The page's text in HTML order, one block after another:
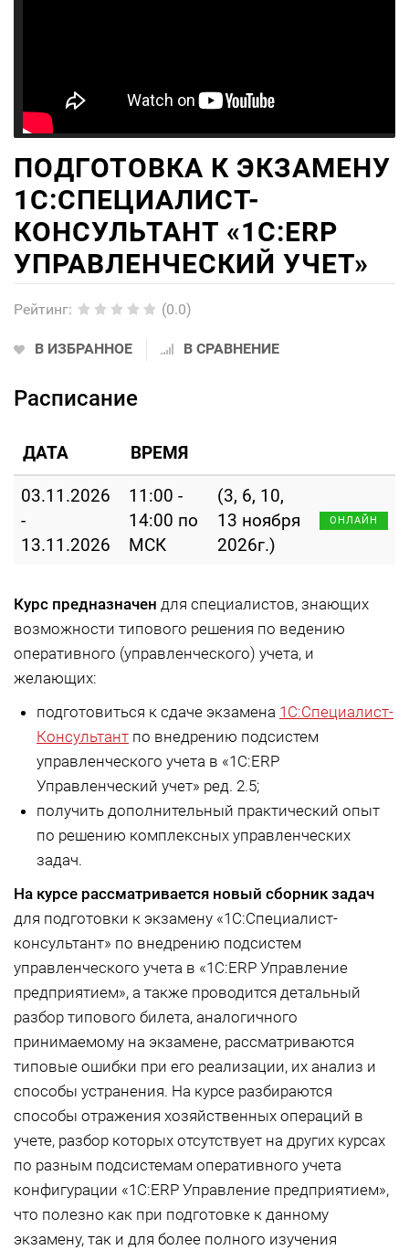
ПОДГОТОВКА К ЭКЗАМЕНУ
1С:СПЕЦИАЛИСТ-
КОНСУЛЬТАНТ «1С:ERP
УПРАВЛЕНЧЕСКИЙ УЧЕТ»
Рейтинг: (0.0)
В ИЗБРАННОЕ В СРАВНЕНИЕ
Расписание
ДАТА ВРЕМЯ
03.11.2026
-
13.11.2026
11:00 -
14:00 по
МСК
(3, 6, 10,
13 ноября
2026г.)
ОНЛАЙН
Курс предназначен для специалистов, знающих
возможности типового решения по ведению
оперативного (управленческого) учета, и
желающих:
подготовиться к сдаче экзамена 1С:Специалист-
Консультант по внедрению подсистем
управленческого учета в «1С:ERP
Управленческий учет» ред. 2.5;
получить дополнительный практический опыт
по решению комплексных управленческих
задач.
На курсе рассматривается новый сборник задач
для подготовки к экзамену «1С:Специалист-
консультант» по внедрению подсистем
управленческого учета в «1С:ERP Управление
предприятием», а также проводится детальный
разбор типового билета, аналогичного
принимаемому на экзамене, рассматриваются
типовые ошибки при его реализации, их анализ и
способы устранения. На курсе разбираются
способы отражения хозяйственных операций в
учете, разбор которых отсутствует на других курсах
по разным подсистемам оперативного учета
конфигурации «1С:ERP Управление предприятием»,
что полезно как при подготовке к данному
экзамену, так и для более полного изучения